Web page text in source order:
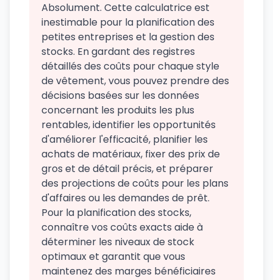
Absolument. Cette calculatrice est
inestimable pour la planification des
petites entreprises et la gestion des
stocks. En gardant des registres
détaillés des coûts pour chaque style
de vêtement, vous pouvez prendre des
décisions basées sur les données
concernant les produits les plus
rentables, identifier les opportunités
d'améliorer l'efficacité, planifier les
achats de matériaux, fixer des prix de
gros et de détail précis, et préparer
des projections de coûts pour les plans
d'affaires ou les demandes de prêt.
Pour la planification des stocks,
connaître vos coûts exacts aide à
déterminer les niveaux de stock
optimaux et garantit que vous
maintenez des marges bénéficiaires